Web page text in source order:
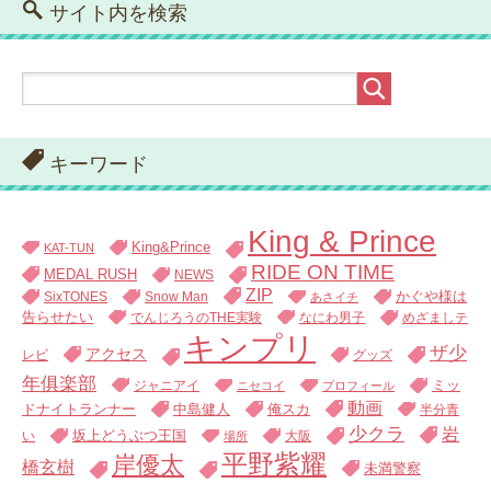
サイト内を検索
キーワード
KAT-TUN King&Prince King & Prince
MEDAL RUSH NEWS RIDE ON TIME
SixTONES Snow Man ZIP あさイチ
かぐや様は
告らせたい
でんじろうのTHE実験 なにわ男子 めざましテ
レビ アクセス キンプリ グッズ
ザ少
年俱楽部
ジャニアイ ニセコイ プロフィール
ミッ
ドナイトランナー
中島健人 俺スカ 動画
半分青
い
坂上どうぶつ王国 場所 大阪 少クラ
岩
橋玄樹
岸優太 平野紫耀 未満警察